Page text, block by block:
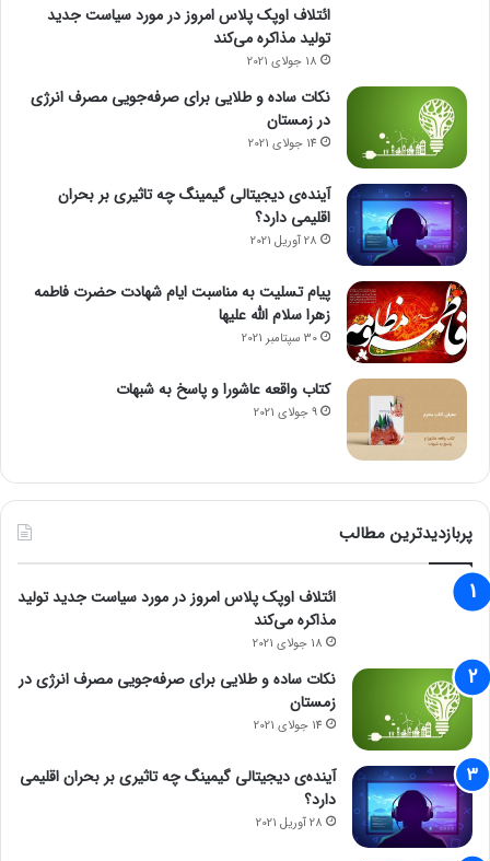
ائتلاف اوپک پلاس امروز در مورد سیاست جدید
تولید مذاکره می‌کند
18 جولای 2021
نکات ساده و طلایی برای صرفه‌جویی مصرف انرژی
در زمستان
14 جولای 2021
آینده‌ی دیجیتالی گیمینگ چه تاثیری بر بحران
اقلیمی دارد؟
28 آوریل 2021
پیام تسلیت به مناسبت ایام شهادت حضرت فاطمه
زهرا سلام الله علیها
30 سپتامبر 2021
کتاب واقعه عاشورا و پاسخ به شبهات
9 جولای 2021
پربازدیدترین مطالب
ائتلاف اوپک پلاس امروز در مورد سیاست جدید تولید
مذاکره می‌کند
18 جولای 2021
نکات ساده و طلایی برای صرفه‌جویی مصرف انرژی در
زمستان
14 جولای 2021
آینده‌ی دیجیتالی گیمینگ چه تاثیری بر بحران اقلیمی
دارد؟
28 آوریل 2021